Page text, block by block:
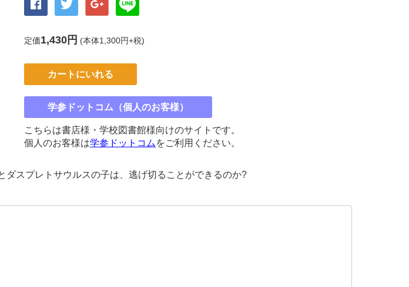
定価1,430円 (本体1,300円+税)
カートにいれる
学参ドットコム（個人のお客様）
こちらは書店様・学校図書館様向けのサイトです。
個人のお客様は学参ドットコム をご利用ください。
スプレトサウルスの子は、逃げ切ることができるのか?